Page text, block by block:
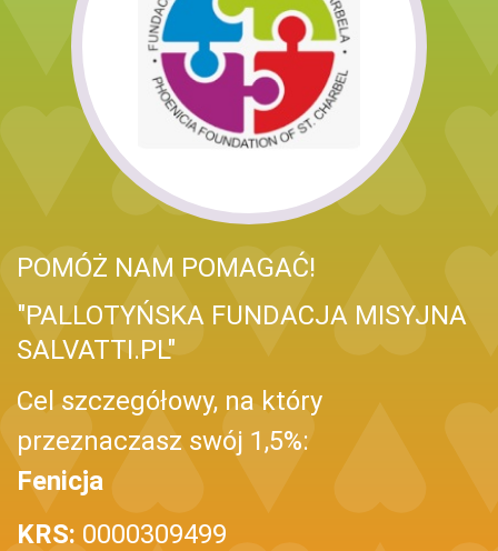
POMÓŻ NAM POMAGAĆ!
"PALLOTYŃSKA FUNDACJA MISYJNA
SALVATTI.PL"
Cel szczegółowy, na który
przeznaczasz swój 1,5%:
Fenicja
KRS: 0000309499